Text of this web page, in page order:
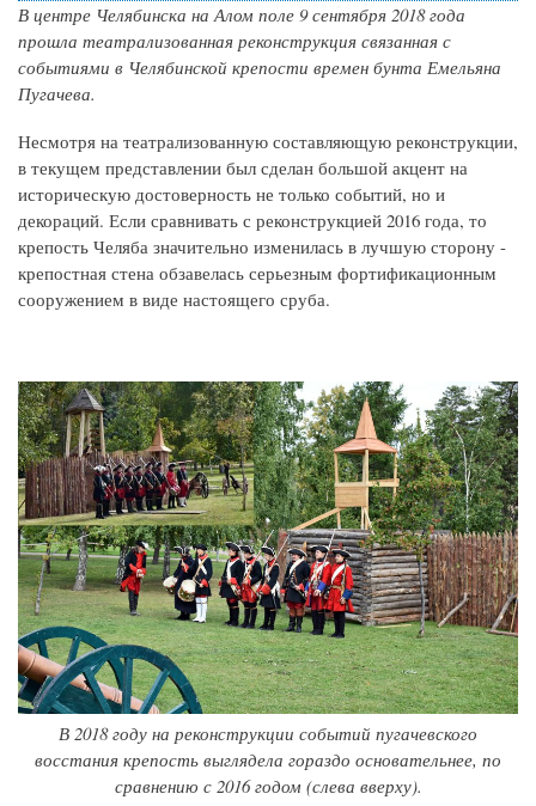
В центре Челябинска на Алом поле 9 сентября 2018 года
прошла театрализованная реконструкция связанная с
событиями в Челябинской крепости времен бунта Емельяна
Пугачева.
Несмотря на театрализованную составляющую реконструкции,
в текущем представлении был сделан большой акцент на
историческую достоверность не только событий, но и
декораций. Если сравнивать с реконструкцией 2016 года, то
крепость Челяба значительно изменилась в лучшую сторону -
крепостная стена обзавелась серьезным фортификационным
сооружением в виде настоящего сруба.
В 2018 году на реконструкции событий пугачевского
восстания крепость выглядела гораздо основательнее, по
сравнению с 2016 годом (слева вверху).